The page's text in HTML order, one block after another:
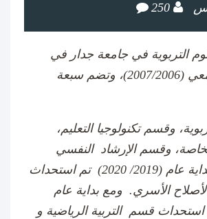
250
التربوية في جامعة جدار في
(
2007/2006)، وتضم سبعة
وقسم تكنولوجيا التعليم،
وقسم الإرشاد النفسي
عام 2019)
/
(2020 تم استحداث
الأسري. ومع بداية عام
2021) تم استحداث قسم التربية الرياضية و